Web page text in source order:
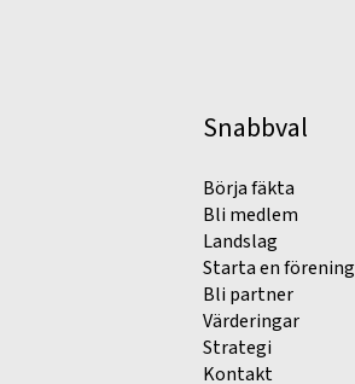
Snabbval
Börja fäkta
Bli medlem
Landslag
Starta en förening
Bli partner
Värderingar
Strategi
Kontakt